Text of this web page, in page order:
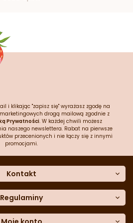
i klikając "zapisz się" wyrażasz zgodę na
drogą mailową zgodnie z
Prywatności. W każdej chwili możesz
naszego newslettera. Rabat na pierwsze
przecenionych i nie łączy się z innymi
promocjami.
Kontakt
Dane kontaktowe
zadawane pytania
stacjonarny
Regulaminy
prywatności